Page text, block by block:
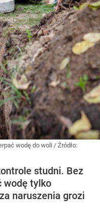
wodę do woli / Źródło:
studni. Bez
wodę tylko
naruszenia grozi